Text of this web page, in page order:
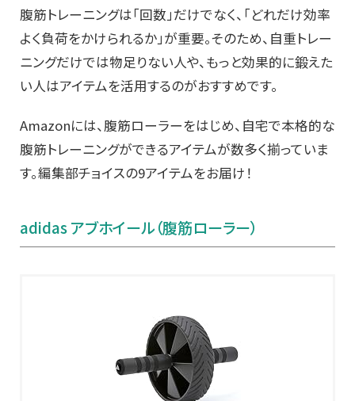
腹筋トレーニングは「回数」だけでなく、「どれだけ効率
よく負荷をかけられるか」が重要。そのため、自重トレー
ニングだけでは物足りない人や、もっと効果的に鍛えた
い人はアイテムを活用するのがおすすめです。
Amazonには、腹筋ローラーをはじめ、自宅で本格的な
腹筋トレーニングができるアイテムが数多く揃っていま
す。編集部チョイスの9アイテムをお届け！
adidas アブホイール（腹筋ローラー）